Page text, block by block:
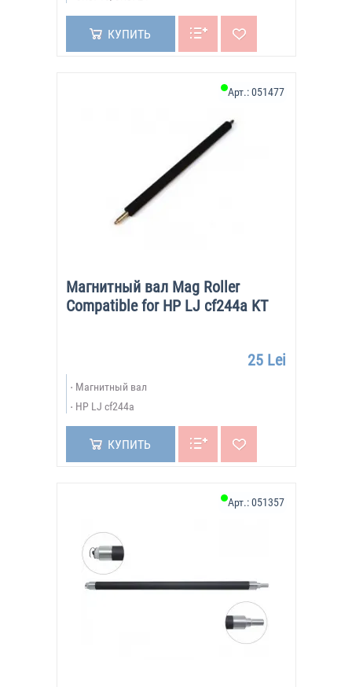
КУПИТЬ
Магнитный вал Mag Roller
Compatible for HP LJ cf244a KT
Арт.:051477
25 Lei
Магнитный вал
НР LJ cf244a
КУПИТЬ
Арт.:051357